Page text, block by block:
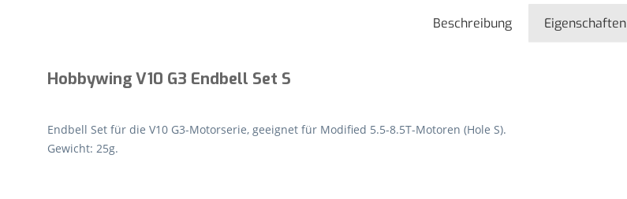
Beschreibung Eigenschaften
Hobbywing V10 G3 Endbell Set S
Endbell Set für die V10 G3-Motorserie, geeignet für Modified 5.5-8.5T-Motoren (Hole S).
Gewicht: 25g.